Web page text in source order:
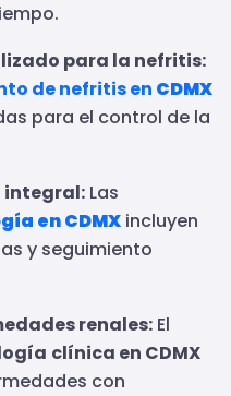
para la nefritis:
de nefritis en CDMX
para el control de la
integral: Las
en CDMX incluyen
y seguimiento
renales: El
clínica en CDMX
con